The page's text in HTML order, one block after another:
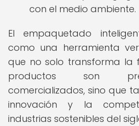
con el medio ambiente.
El empaquetado
como una herramienta
que no solo transforma la
productos son
comercializados, sino que
innovación y la
industrias sostenibles del